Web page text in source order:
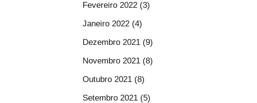
Fevereiro 2022 (3)
Janeiro 2022 (4)
Dezembro 2021 (9)
Novembro 2021 (8)
Outubro 2021 (8)
Setembro 2021 (5)